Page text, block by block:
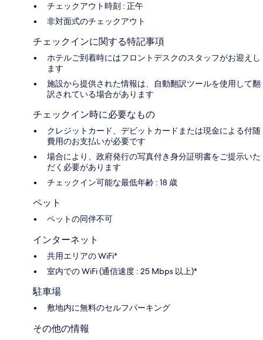
チェックアウト時刻 : 正午
非対面式のチェックアウト
チェックインに関する特記事項
ホテルご到着時にはフロントデスクのスタッフがお迎えし
ます
施設から提供された情報は、自動翻訳ツールを使用して翻
訳されている場合があります
チェックイン時に必要なもの
クレジットカード、デビットカードまたは現金による付随
費用のお支払いが必要です
場合により、政府発行の写真付き身分証明書をご提示いた
だく必要があります
チェックイン可能な最低年齢 : 18 歳
ペット
ペットの同伴不可
インターネット
共用エリアの WiFi*
室内での WiFi (通信速度 : 25 Mbps 以上)*
駐車場
敷地内に無料のセルフパーキング
その他の情報